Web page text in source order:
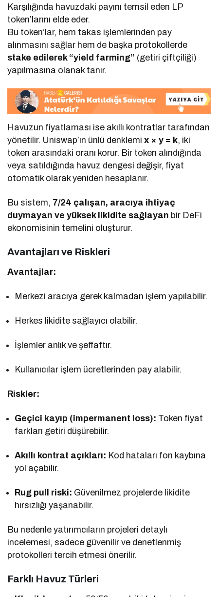
Karşılığında havuzdaki payını temsil eden LP
token’larını elde eder.
Bu token’lar, hem takas işlemlerinden pay
alınmasını sağlar hem de başka protokollerde
stake edilerek “yield farming” (getiri çiftçiliği)
yapılmasına olanak tanır.
Havuzun fiyatlaması ise akıllı kontratlar tarafından
yönetilir. Uniswap’ın ünlü denklemix × y = k, iki
token arasındaki oranı korur. Bir token alındığında
veya satıldığında havuz dengesi değişir, fiyat
otomatik olarak yeniden hesaplanır.
Bu sistem, 7/24 çalışan, aracıya ihtiyaç
duymayan ve yüksek likidite sağlayan bir DeFi
ekonomisinin temelini oluşturur.
Avantajları ve Riskleri
Avantajlar:
Merkezi aracıya gerek kalmadan işlem yapılabilir.
Herkes likidite sağlayıcı olabilir.
İşlemler anlık ve şeffaftır.
Kullanıcılar işlem ücretlerinden pay alabilir.
Riskler:
Geçici kayıp (impermanent loss): Token fiyat
farkları getiri düşürebilir.
Akıllı kontrat açıkları: Kod hataları fon kaybına
yol açabilir.
Rug pull riski: Güvenilmez projelerde likidite
hırsızlığı yaşanabilir.
Bu nedenle yatırımcıların projeleri detaylı
incelemesi, sadece güvenilir ve denetlenmiş
protokolleri tercih etmesi önerilir.
Farklı Havuz Türleri